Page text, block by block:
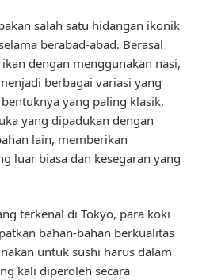
salah satu hidangan ikonik
berabad-abad. Berasal
dengan menggunakan nasi,
berbagai variasi yang
yang paling klasik,
yang dipadukan dengan
lain, memberikan
luar biasa dan kesegaran yang
terkenal di Tokyo, para koki
bahan-bahan berkualitas
untuk sushi harus dalam
kali diperoleh secara